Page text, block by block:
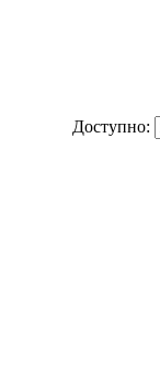
Доступно: